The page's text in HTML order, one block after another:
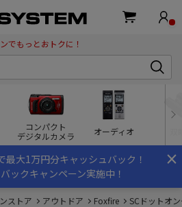
でもっとおトクに！
コンパクト
デジタルカメラ
オーディオ
×
最大1万円分キャッシュバック！
ックキャンペーン実施中！
ストア アウトドア Foxfire SCドットオ